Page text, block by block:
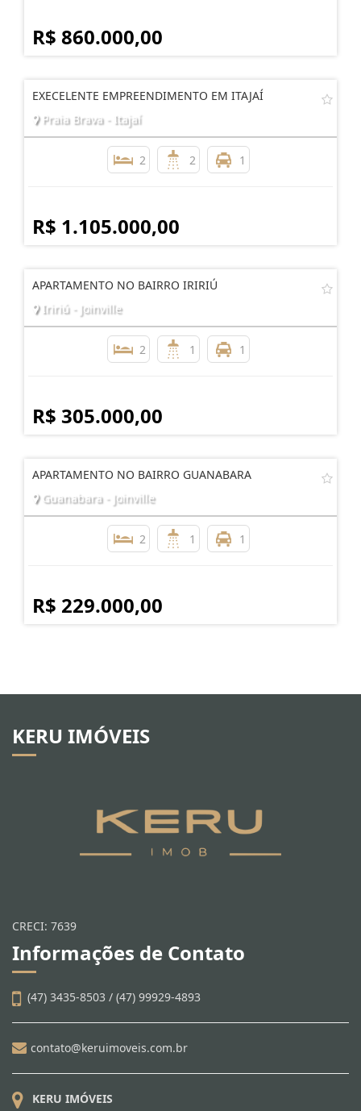
R$ 860.000,00
EXECELENTE EMPREENDIMENTO EM ITAJAÍ
Praia Brava - Itajaí
2 2 1
R$ 1.105.000,00
APARTAMENTO NO BAIRRO IRIRIÚ
Iririú - Joinville
2 1 1
R$ 305.000,00
APARTAMENTO NO BAIRRO GUANABARA
Guanabara - Joinville
2 1 1
R$ 229.000,00
KERU IMÓVEIS
CRECI: 7639
Informações de Contato
(47) 3435-8503 / (47) 99929-4893
contato@keruimoveis.com.br
KERU IMÓVEIS